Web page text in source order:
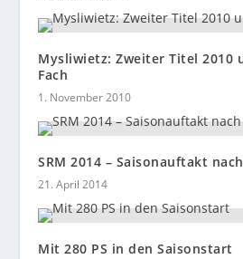
Mysliwietz: Zweiter Titel 2010
Fach
1. November 2010
SRM 2014 – Saisonauftakt
21. April 2014
Mit 280 PS in den Saisonstart